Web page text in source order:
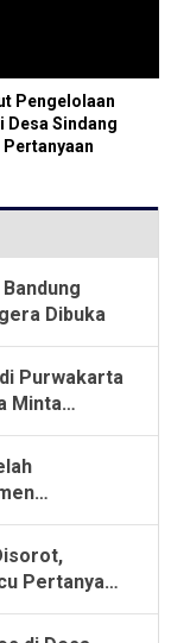
Pengelolaan
Desa Sindang
Dibuka
Purwakarta
Minta
Pertanyaan